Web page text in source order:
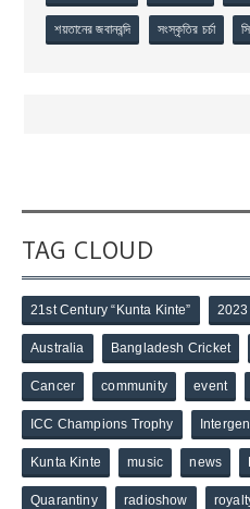
শয়তানের জবানবন্দি সংস্কৃতির চর্চা
TAG CLOUD
21st Century “Kunta Kinte”
Australia Bangladesh Cricket
Cancer community event
ICC Champions Trophy
Kunta Kinte music news
Quarantiny radioshow